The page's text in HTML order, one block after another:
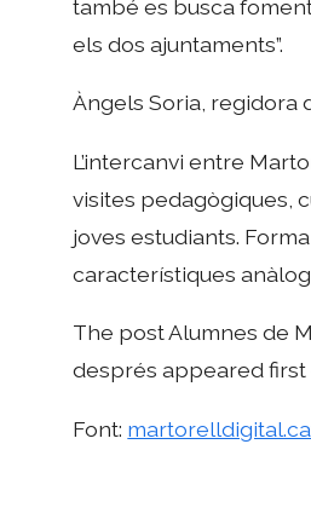
també es busca
els dos ajuntaments”.
Àngels Soria, regidora
L’intercanvi entre
visites pedagògiques,
joves estudiants.
característiques
The post Alumnes de
després appeared first
Font: